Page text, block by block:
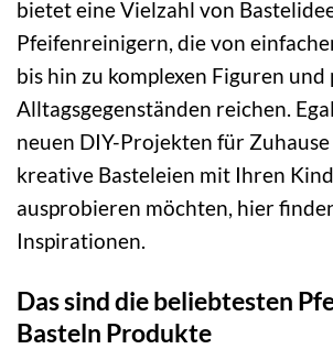
bietet eine Vielzahl von
Pfeifenreinigern, die von
bis hin zu komplexen Figuren
Alltagsgegenständen reichen.
neuen DIY-Projekten für
kreative Basteleien mit Ihren
ausprobieren möchten, hier
Inspirationen.
Das sind die beliebtesten
Basteln Produkte